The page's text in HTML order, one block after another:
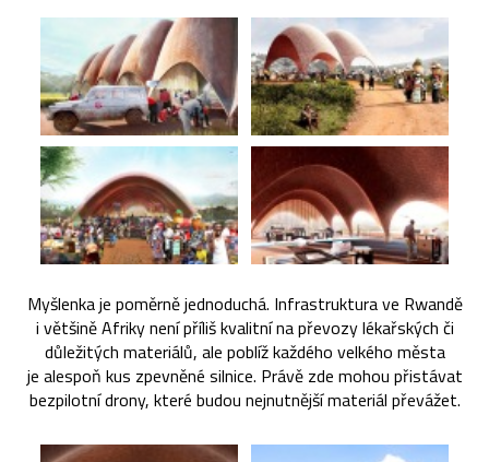
Myšlenka je poměrně jednoduchá. Infrastruktura ve Rwandě
i většině Afriky není příliš kvalitní na převozy lékařských či
důležitých materiálů, ale poblíž každého velkého města
je alespoň kus zpevněné silnice. Právě zde mohou přistávat
bezpilotní drony, které budou nejnutnější materiál převážet.